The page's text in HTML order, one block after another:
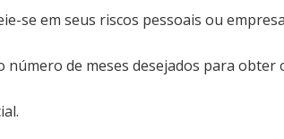
se em seus riscos pessoais ou
número de meses desejados para obter